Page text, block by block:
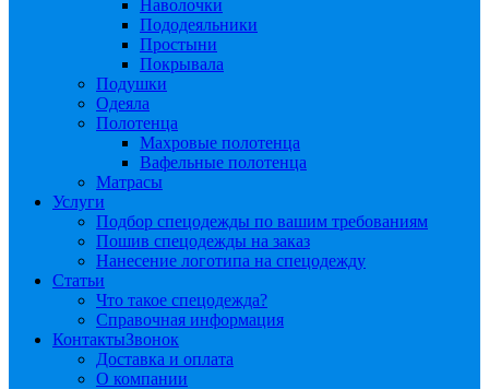
Наволочки
Пододеяльники
Простыни
Покрывала
Подушки
Одеяла
Полотенца
Махровые полотенца
Вафельные полотенца
Матрасы
Услуги
Подбор спецодежды по вашим требованиям
Пошив спецодежды на заказ
Нанесение логотипа на спецодежду
Статьи
Что такое спецодежда?
Справочная информация
КонтактыЗвонок
Доставка и оплата
О компании